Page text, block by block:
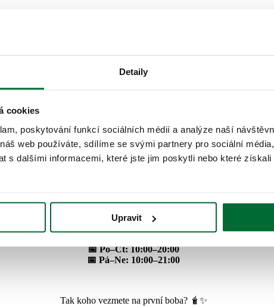
Detaily
cookies
poskytování funkcí sociálních médií a analýze naší
web používáte, sdílíme se svými partnery pro sociální
s dalšími informacemi, které jste jim poskytli nebo které
Upravit
oblíbené bubble tea plné svěžích chutí, tapiokových perel a letní
Soft opening již odstartoval! 😋
Kdy se za námi zastavit? 🕙
📅 Po–Čt: 10:00–20:00
📅 Pá–Ne: 10:00–21:00
Tak koho vezmete na první boba? 🧋✨